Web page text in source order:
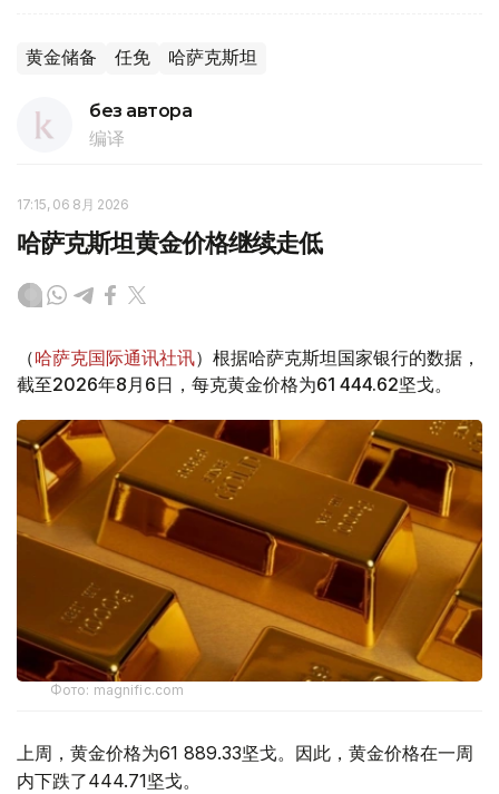
黄金储备 任免 哈萨克斯坦
без автора
编译
17:15, 06 8月 2026
哈萨克斯坦黄金价格继续走低
（哈萨克国际通讯社讯）根据哈萨克斯坦国家银行的数据，
截至2026年8月6日，每克黄金价格为61 444.62坚戈。
Фото: magnific.com
上周，黄金价格为61 889.33坚戈。因此，黄金价格在一周
内下跌了444.71坚戈。